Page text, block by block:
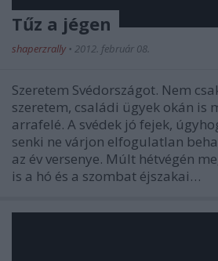
Tűz a jégen
shaperzrally • 2012. február 08.
Szeretem Svédországot. Nem
szeretem, családi ügyek okán is
arrafelé. A svédek jó fejek,
senki ne várjon elfogulatlan
az év versenye. Múlt hétvégén
is a hó és a szombat éjszakai…